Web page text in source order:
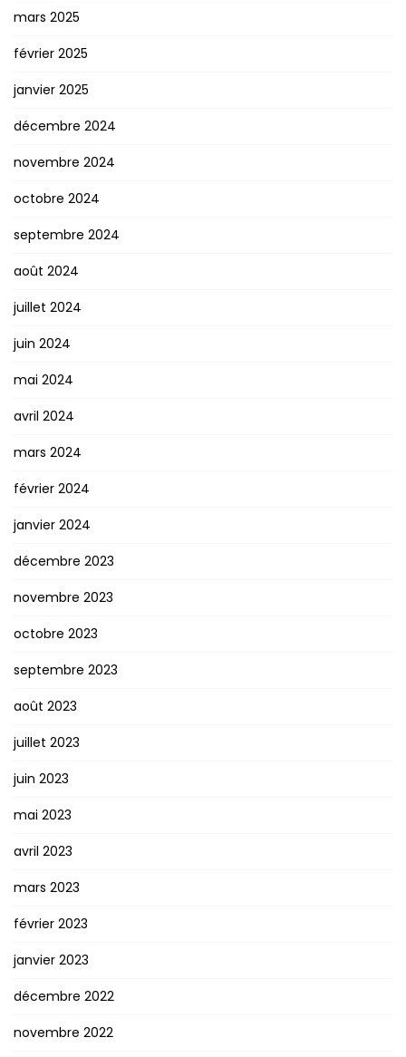
mars 2025
février 2025
janvier 2025
décembre 2024
novembre 2024
octobre 2024
septembre 2024
août 2024
juillet 2024
juin 2024
mai 2024
avril 2024
mars 2024
février 2024
janvier 2024
décembre 2023
novembre 2023
octobre 2023
septembre 2023
août 2023
juillet 2023
juin 2023
mai 2023
avril 2023
mars 2023
février 2023
janvier 2023
décembre 2022
novembre 2022